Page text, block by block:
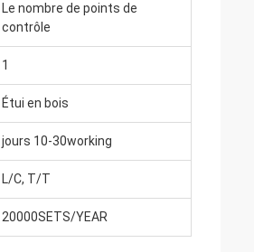
Le nombre de points de
contrôle
1
Étui en bois
jours 10-30working
L/C, T/T
20000SETS/YEAR